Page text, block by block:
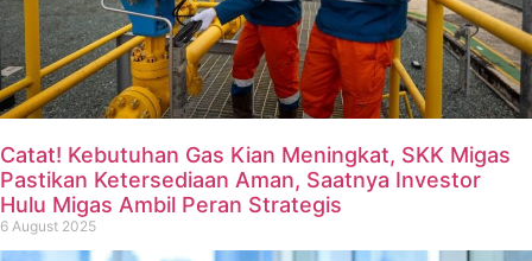
Catat! Kebutuhan Gas Kian Meningkat, SKK Migas
Pastikan Ketersediaan Aman, Saatnya Investor
Hulu Migas Ambil Peran Strategis
6 August 2025